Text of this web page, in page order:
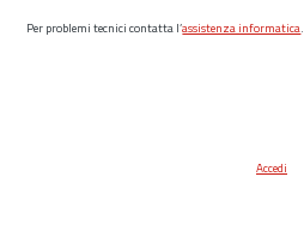
Per problemi tecnici contatta l’assistenza informatica.
Accedi